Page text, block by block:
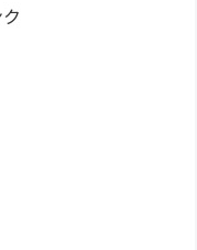
営業時間】9:00～